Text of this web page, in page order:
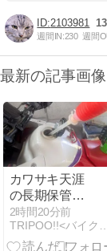
2103981 13
週間IN:230 週間
最新の記事画像
カワサキ天涯
の長期保管整
備はどうす
る？
2時間20分前
TRIPOO!!<バイク・釣